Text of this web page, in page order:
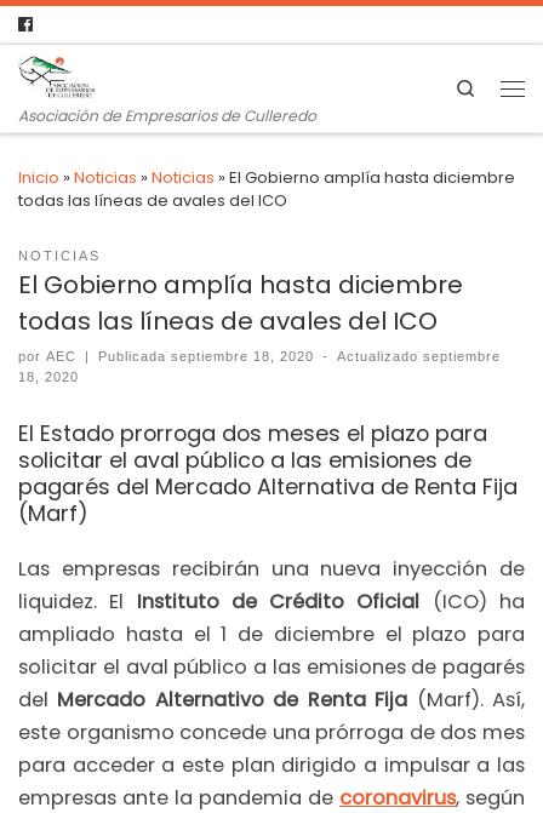
Asociación de Empresarios de Culleredo
Search
Inicio »Noticias »Noticias »El Gobierno amplía hasta diciembre
todas las líneas de avales del ICO
NOTICIAS
El Gobierno amplía hasta diciembre
todas las líneas de avales del ICO
por AEC | Publicadaseptiembre 18, 2020 - Actualizadoseptiembre
18, 2020
El Estado prorroga dos meses el plazo para
solicitar el aval público a las emisiones de
pagarés del Mercado Alternativa de Renta Fija
(Marf)
Las empresas recibirán una nueva inyección de
liquidez. El Instituto de Crédito Oficial (ICO) ha
ampliado hasta el 1 de diciembre el plazo para
solicitar el aval público a las emisiones de pagarés
del Mercado Alternativo de Renta Fija (Marf). Así,
este organismo concede una prórroga de dos mes
para acceder a este plan dirigido a impulsar a las
empresas ante la pandemia de coronavirus, según